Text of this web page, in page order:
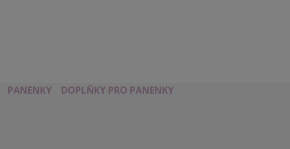
PANENKY DOPLŇKY PRO PANENKY